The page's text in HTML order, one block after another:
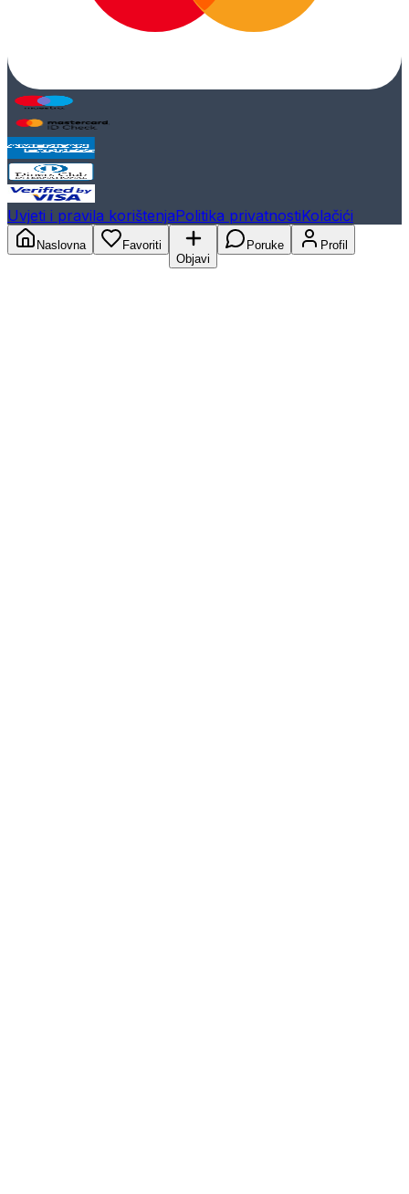
Uvjeti i pravila korištenjaPolitika privatnostiKolačići
Naslovna
Favoriti
Objavi
Poruke Profil